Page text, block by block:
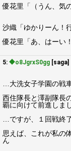
優花里「（うん、気
沙織「ゆかりーん！
優花里「あ、はーい！
5: ◆o8JgrxS0gg [saga]
…大洗女子学園の戦
西住隊長と澤副隊長
覇に向けて前進しま
…ですが、１回戦終
思えば、これが私の
ん